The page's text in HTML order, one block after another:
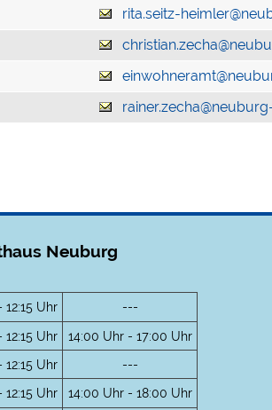
rita.seitz-
Neuburg
Uhr
---
Uhr
14:00 Uhr - 17:00 Uhr
Uhr
---
Uhr 14:00 Uhr - 18:00 Uhr